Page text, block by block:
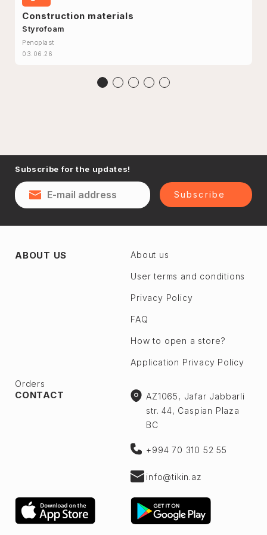
Construction materials
Styrofoam
Penoplast
03.06.26
Subscribe for the updates!
Subscribe
ABOUT US About us
User terms and conditions
Privacy Policy
FAQ
How to open a store?
Application Privacy Policy
Orders
CONTACT
AZ1065, Jafar Jabbarli
str. 44, Caspian Plaza
BC
+994 70 310 52 55
info@tikin.az